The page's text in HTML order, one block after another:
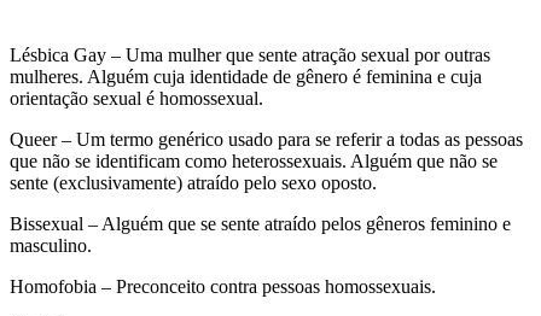
Lésbica Gay – Uma mulher que sente atração sexual por outras
mulheres. Alguém cuja identidade de gênero é feminina e cuja
orientação sexual é homossexual.
Queer – Um termo genérico usado para se referir a todas as pessoas
que não se identificam como heterossexuais. Alguém que não se
sente (exclusivamente) atraído pelo sexo oposto.
Bissexual – Alguém que se sente atraído pelos gêneros feminino e
masculino.
Homofobia – Preconceito contra pessoas homossexuais.